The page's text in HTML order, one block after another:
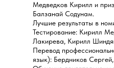
Медведков Кирилл и
Балзанай Содунам.
Лучшие результаты в
Тестирование: Кирилл
Лакирева, Кирилл
Перевод
язык): Бердников